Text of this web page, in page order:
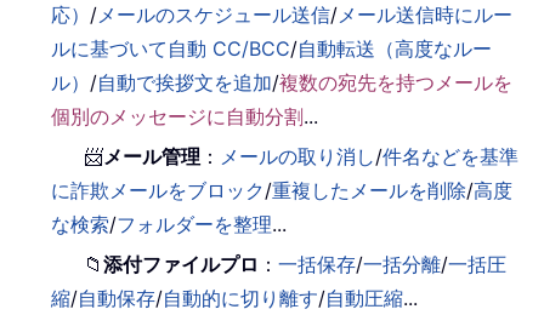
応） / メールのスケジュール送信/ メール送信時にルー
ルに基づいて自動 CC/BCC/自動転送（高度なルー
ル） /自動で挨拶文を追加/複数の宛先を持つメールを
個別のメッセージに自動分割...
📨メール管理 ： メールの取り消し/件名などを基準
に詐欺メールをブロック/重複したメールを削除/高度
な検索/フォルダーを整理...
📁添付ファイルプロ ：一括保存/一括分離/一括圧
縮/自動保存/自動的に切り離す/自動圧縮...